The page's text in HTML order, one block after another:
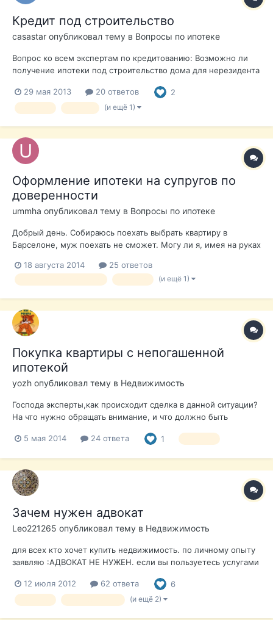
Кредит под строительство
casastar опубликовал тему в Вопросы по ипотеке
Вопрос ко всем экспертам по кредитованию: Возможно ли
получение ипотеки под строительство дома для нерезидента
попадались такие случаи, то на каких условиях выдавался
кредит? Может подскажите конкретные банки, выдающие
29 мая 2013 20 ответов 2
(и ещё 1)
Оформление ипотеки на супругов по
доверенности
ummha опубликовал тему в Вопросы по ипотеке
Добрый день. Собираюсь поехать выбрать квартиру в
Барселоне, муж поехать не сможет. Могу ли я, имея на руках
внести первоначальный взнос и подать документы для
рассмотрения возможности получения ипотеки на нас
18 августа 2014 25 ответов
(и ещё 1)
Покупка квартиры с непогашенной
ипотекой
yozh опубликовал тему в Недвижимость
Господа эксперты,как происходит сделка в данной ситуации?
На что нужно обращать внимание, и что должно быть
5 мая 2014
24 ответа 1
Зачем нужен адвокат
Leo221265 опубликовал тему в Недвижимость
для всех кто хочет купить недвижимость. по личному опыту
заявляю :АДВОКАТ НЕ НУЖЕН. если вы пользуетесь услугами
счет поможет открыть-бесплатно и номер иностранца и
денег за это не возьмет т.к. получает свое с продавца а не с
12 июля 2012 62 ответа 6
(и ещё 2)